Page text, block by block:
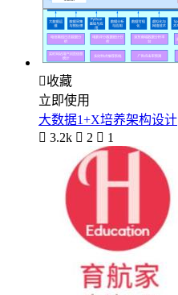
收藏
立即使用
大数据1+X培养架构设计
 3.2k  2  1